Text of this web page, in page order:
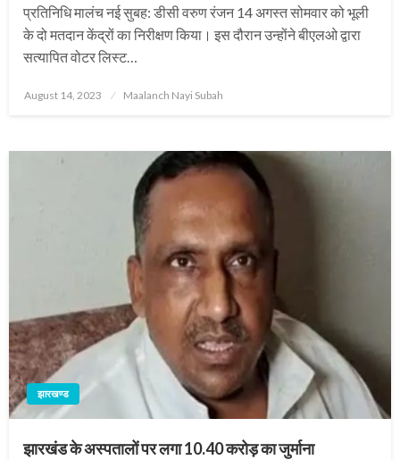
प्रतिनिधि मालंच नई सुबह: डीसी वरुण रंजन 14 अगस्त सोमवार को भूली
के दो मतदान केंद्रों का निरीक्षण किया। इस दौरान उन्होंने बीएलओ द्वारा
सत्यापित वोटर लिस्ट…
Posted
August 14, 2023 Maalanch Nayi Subah
झारखण्ड
झारखंड के अस्पतालों पर लगा 10.40 करोड़ का जुर्माना